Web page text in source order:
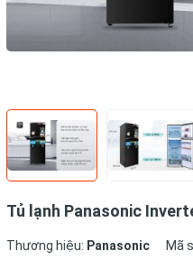
Tủ lạnh Panasonic
Thương hiệu: Panasonic Mã